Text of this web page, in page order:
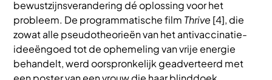
bewustzijnsverandering dé oplossing voor het
probleem. De programmatische film Thrive [4], die
zowat alle pseudotheorieën van het antivaccinatie-
ideeëngoed tot de ophemeling van vrije energie
behandelt, werd oorspronkelijk geadverteerd met